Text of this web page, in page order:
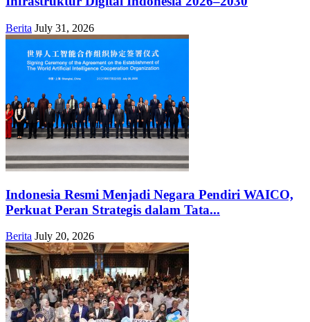
Berita July 31, 2026
Indonesia Resmi Menjadi Negara Pendiri WAICO,
Perkuat Peran Strategis dalam Tata...
Berita July 20, 2026